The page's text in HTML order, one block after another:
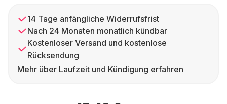
14 Tage anfängliche Widerrufsfrist
Nach 24 Monaten monatlich kündbar
Kostenloser Versand und kostenlose
Rücksendung
Mehr über Laufzeit und Kündigung erfahren